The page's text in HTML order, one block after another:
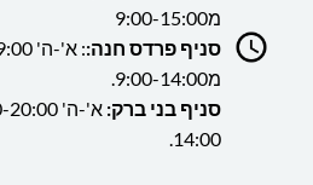
מ9:00-15:00
סניף פרדס חנה:
מ9:00-14:00.
סניף בני ברק:
14:00.